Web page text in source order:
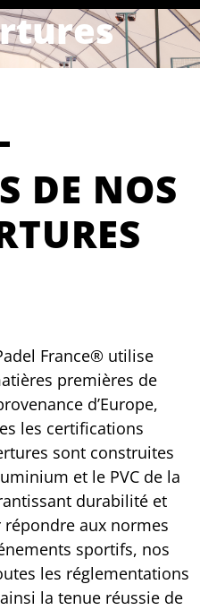
DE NOS
France® utilise
premières de
d’Europe,
les certifications
sont construites
et le PVC de la
durabilité et
aux normes
sportifs, nos
les réglementations
la tenue réussie de